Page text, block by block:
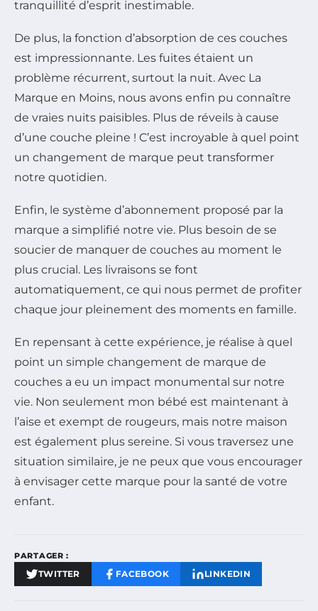
tranquillité d’esprit inestimable.
De plus, la fonction d’absorption de ces couches
est impressionnante. Les fuites étaient un
problème récurrent, surtout la nuit. Avec La
Marque en Moins, nous avons enfin pu connaître
de vraies nuits paisibles. Plus de réveils à cause
d’une couche pleine ! C’est incroyable à quel point
un changement de marque peut transformer
notre quotidien.
Enfin, le système d’abonnement proposé par la
marque a simplifié notre vie. Plus besoin de se
soucier de manquer de couches au moment le
plus crucial. Les livraisons se font
automatiquement, ce qui nous permet de profiter
chaque jour pleinement des moments en famille.
En repensant à cette expérience, je réalise à quel
point un simple changement de marque de
couches a eu un impact monumental sur notre
vie. Non seulement mon bébé est maintenant à
l’aise et exempt de rougeurs, mais notre maison
est également plus sereine. Si vous traversez une
situation similaire, je ne peux que vous encourager
à envisager cette marque pour la santé de votre
enfant.
PARTAGER :
TWITTER FACEBOOK LINKEDIN